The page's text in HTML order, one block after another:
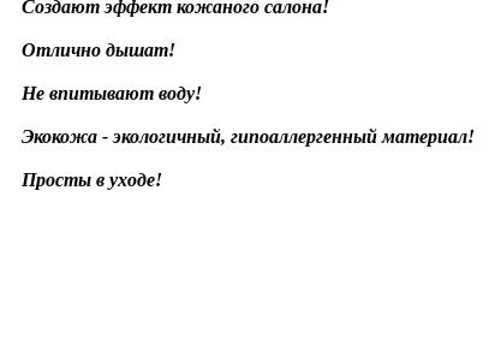
Создают эффект кожаного салона!
Отлично дышат!
Не впитывают воду!
Экокожа - экологичный, гипоаллергенный материал!
Просты в уходе!